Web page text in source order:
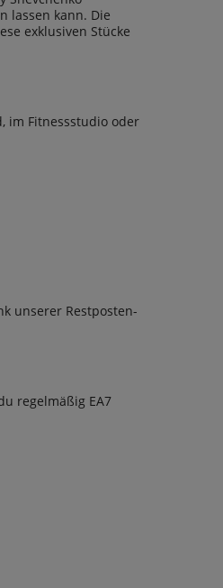
lassen kann. Die
exklusiven Stücke
im Fitnessstudio oder
unserer Restposten-
regelmäßig EA7